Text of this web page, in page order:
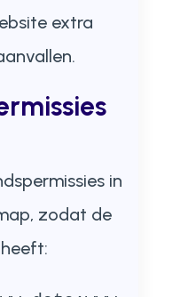
extra
in
zodat de